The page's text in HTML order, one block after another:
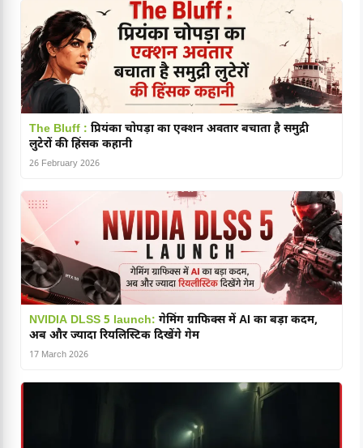
The Bluff : प्रियंका चोपड़ा का एक्शन अवतार बचाता है समुद्री
लुटेरों की हिंसक कहानी
26 February 2026
NVIDIA DLSS 5 launch: गेमिंग ग्राफिक्स में AI का बड़ा कदम,
अब और ज्यादा रियलिस्टिक दिखेंगे गेम
17 March 2026